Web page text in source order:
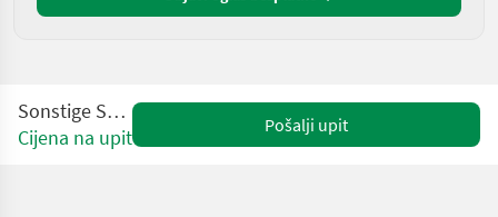
Sonstige S175-19E
Cijena na upit
Pošalji upit